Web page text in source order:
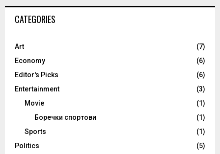
CATEGORIES
Art
(7)
Economy
(6)
Editor's Picks
(6)
Entertainment
(3)
Movie
(1)
Боречки спортови
(1)
Sports
(1)
Politics
(5)